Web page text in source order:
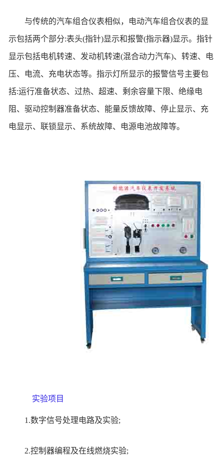
与传统的汽车组合仪表相似，电动汽车组合仪表的显
示包括两个部分:表头(指针)显示和报警(指示器)显示。指针
显示包括电机转速、发动机转速(混合动力汽车)、转速、电
压、电流、充电状态等。指示灯所显示的报警信号主要包
括:运行准备状态、过热、超速、剩余容量下限、绝缘电
阻、驱动控制器准备状态、能量反馈故障、停止显示、充
电显示、联锁显示、系统故障、电源电池故障等。
实验项目
1.数字信号处理电路及实验;
2.控制器编程及在线燃烧实验;